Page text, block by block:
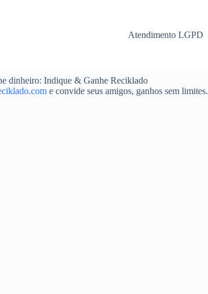
Atendimento LGPD
dinheiro: Indique & Ganhe Reciklado
e convide seus amigos, ganhos sem limites.